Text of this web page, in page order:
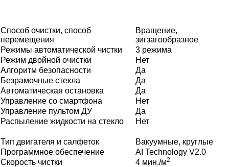
Способ очистки, способ
перемещения
Вращение,
зигзагообразное
Режимы автоматической чистки
3 режима
Режим двойной очистки
Нет
Алгоритм безопасности
Да
Безрамочные стекла
Да
Автоматическая остановка
Да
Управление со смартфона
Нет
Управление пультом ДУ
Да
Распыление жидкости на стекло
Нет
Тип двигателя и салфеток
Вакуумные, круглые
Программное обеспечение
AI Technology V2.0
Скорость чистки
4 мин./м2